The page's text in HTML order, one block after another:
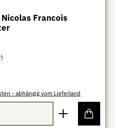
Francois
- abhängig vom Lieferland
gewünschten Wert ein